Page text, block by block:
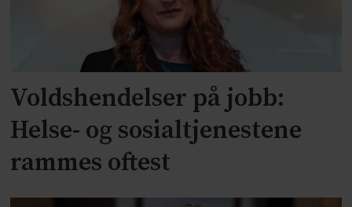
Voldshendelser på jobb:
Helse- og sosialtjenestene
rammes oftest